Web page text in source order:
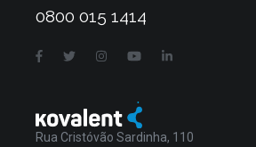
0800 015 1414
Rua Cristóvão Sardinha, 110